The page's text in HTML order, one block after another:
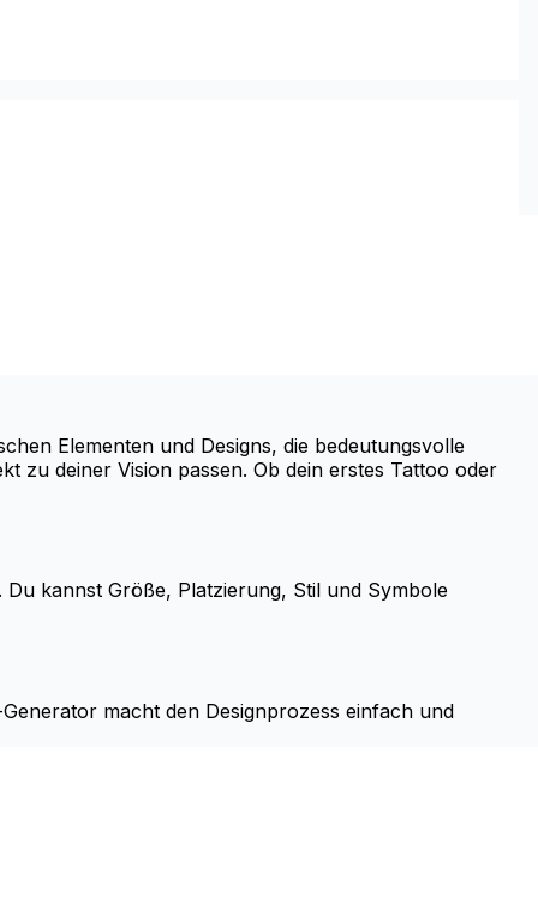
Elementen und Designs, die bedeutungsvolle
zu deiner Vision passen. Ob dein erstes Tattoo oder
kannst Größe, Platzierung, Stil und Symbole
macht den Designprozess einfach und